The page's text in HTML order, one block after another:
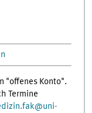
"offenes Konto".
Termine
@uni-